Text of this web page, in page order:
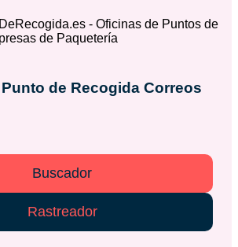
de Recogida Correos
Buscador
Rastreador